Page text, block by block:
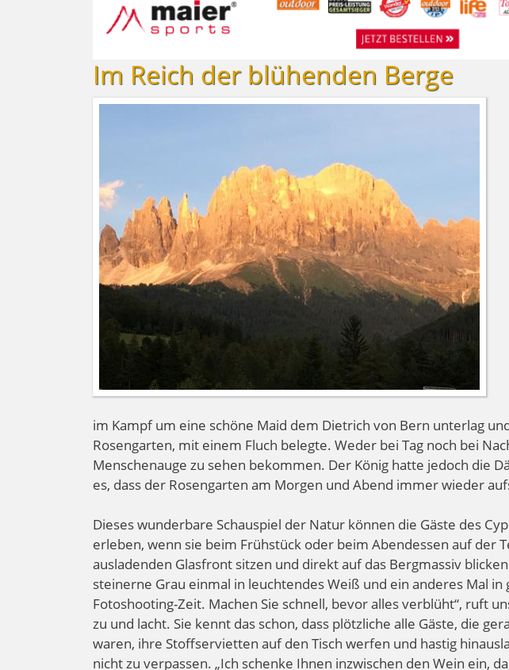
Im Reich der blühenden Berge
im Kampf um eine schöne Maid dem Dietrich von Bern unterlag
Rosengarten, mit einem Fluch belegte. Weder bei Tag noch bei
Menschenauge zu sehen bekommen. Der König hatte jedoch die
es, dass der Rosengarten am Morgen und Abend immer wieder
Dieses wunderbare Schauspiel der Natur können die Gäste des
erleben, wenn sie beim Frühstück oder beim Abendessen auf der
ausladenden Glasfront sitzen und direkt auf das Bergmassiv
steinerne Grau einmal in leuchtendes Weiß und ein anderes Mal in
Fotoshooting-Zeit. Machen Sie schnell, bevor alles verblüht“, ruft
zu und lacht. Sie kennt das schon, dass plötzliche alle Gäste, die
waren, ihre Stoffservietten auf den Tisch werfen und hastig
nicht zu verpassen. „Ich schenke Ihnen inzwischen den Wein ein,